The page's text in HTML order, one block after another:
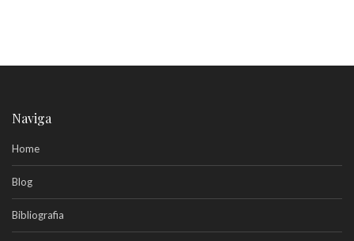
Naviga
Home
Blog
Bibliografia